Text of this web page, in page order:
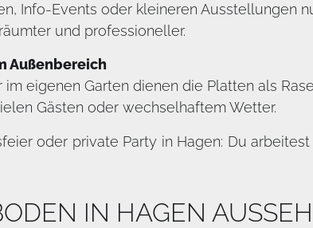
Info-Events oder kleineren Ausstellungen
und professioneller.
Außenbereich
eigenen Garten dienen die Platten als
Gästen oder wechselhaftem Wetter.
oder private Party in Hagen: Du
IN HAGEN